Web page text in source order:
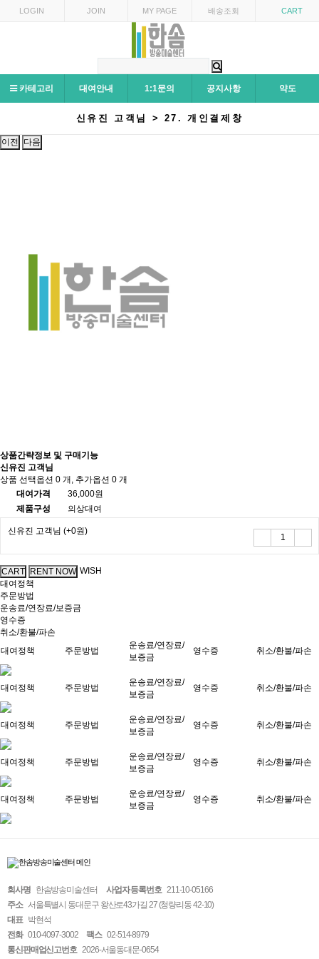
LOGIN JOIN MY PAGE 배송조회 CART
카테고리 대여안내 1:1문의 공지사항 약도
신유진 고객님 > 27. 개인결제창
이전 다음
상품간략정보 및 구매기능
신유진 고객님
상품 선택옵션 0 개, 추가옵션 0 개
대여가격
36,000원
제품구성
의상대여
신유진 고객님 (+0원)
WISH
대여정책
주문방법
운송료/연장료/보증금
영수증
취소/환불/파손
대여정책
주문방법
운송료/연장료/
보증금
영수증 취소/환불/파손
대여정책 주문방법
운송료/연장료/
보증금
영수증 취소/환불/파손
대여정책 주문방법
운송료/연장료/
보증금
영수증 취소/환불/파손
대여정책 주문방법
운송료/연장료/
보증금
영수증 취소/환불/파손
대여정책 주문방법
운송료/연장료/
보증금
영수증 취소/환불/파손
회사명 한솜방송미술센터 사업자 등록번호 211-10-05166
주소 서울특별시 동대문구 왕산로43가길 27 (청량리동 42-10)
대표 박현석
전화 010-4097-3002 팩스 02-514-8979
통신판매업신고번호 2026-서울동대문-0654